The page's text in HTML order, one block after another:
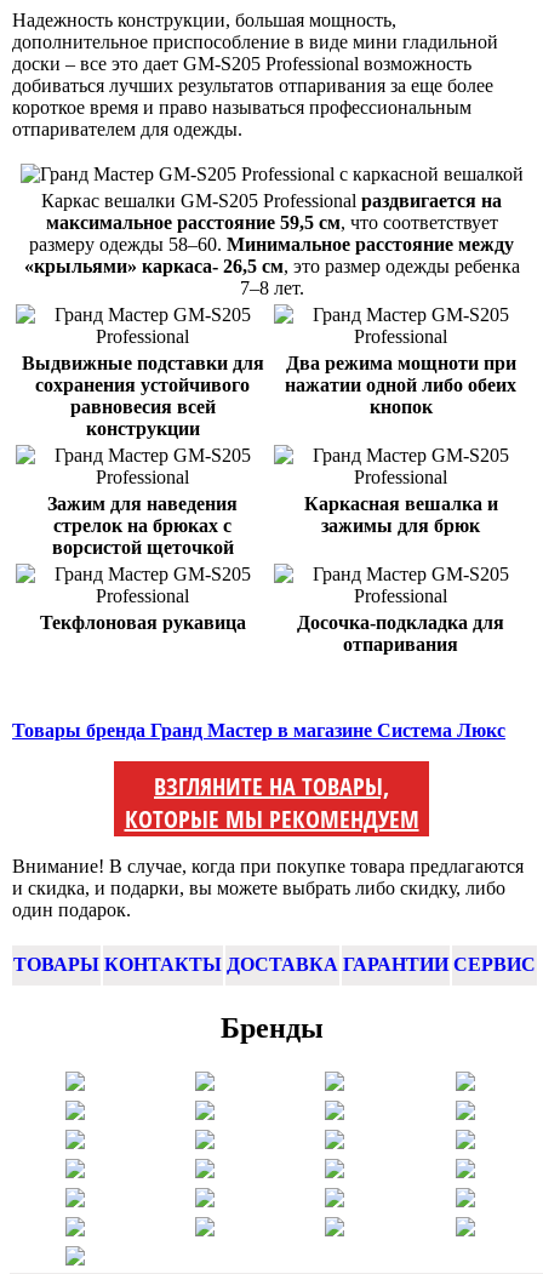
Надежность конструкции, большая мощность,
дополнительное приспособление в виде мини гладильной
доски – все это дает GM-S205 Professional возможность
добиваться лучших результатов отпаривания за еще более
короткое время и право называться профессиональным
отпаривателем для одежды.
Каркас вешалки GM-S205 Professional раздвигается на
максимальное расстояние 59,5 см, что соответствует
размеру одежды 58–60. Минимальное расстояние между
«крыльями» каркаса- 26,5 см, это размер одежды ребенка
7–8 лет.
Выдвижные подставки для
сохранения устойчивого
равновесия всей
конструкции
Два режима мощноти при
нажатии одной либо обеих
кнопок
Зажим для наведения
стрелок на брюках с
ворсистой щеточкой
Каркасная вешалка и
зажимы для брюк
Текфлоновая рукавица
Досочка-подкладка для
отпаривания
Товары бренда Гранд Мастер в магазине Система Люкс
ВЗГЛЯНИТЕ НА ТОВАРЫ,
КОТОРЫЕ МЫ РЕКОМЕНДУЕМ
Внимание! В случае, когда при покупке товара предлагаются
и скидка, и подарки, вы можете выбрать либо скидку, либо
один подарок.
ТОВАРЫ КОНТАКТЫ ДОСТАВКА ГАРАНТИИ СЕРВИС
Бренды